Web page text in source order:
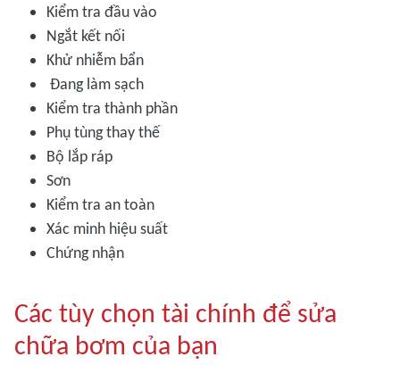
Kiểm tra đầu vào
Ngắt kết nối
Khử nhiễm bẩn
Đang làm sạch
Kiểm tra thành phần
Phụ tùng thay thế
Bộ lắp ráp
Sơn
Kiểm tra an toàn
Xác minh hiệu suất
Chứng nhận
Các tùy chọn tài chính để sửa
chữa bơm của bạn